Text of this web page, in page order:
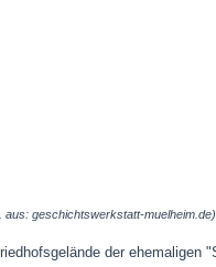
aus: geschichtswerkstatt-muelheim.de)
der ehemaligen